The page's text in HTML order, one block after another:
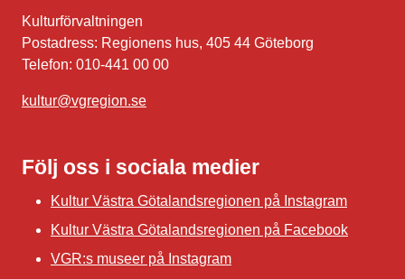
Kulturförvaltningen
Postadress: Regionens hus, 405 44 Göteborg
Telefon: 010-441 00 00
kultur@vgregion.se
Följ oss i sociala medier
Kultur Västra Götalandsregionen på Instagram
Kultur Västra Götalandsregionen på Facebook
VGR:s museer på Instagram